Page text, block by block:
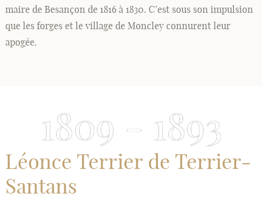
maire de Besançon de 1816 à 1830. C’est sous son impulsion
que les forges et le village de Moncley connurent leur
apogée.
1809 - 1893
Léonce Terrier de Terrier-
Santans